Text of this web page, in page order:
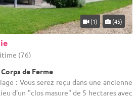
(1) (45)
(76)
de Ferme
: Vous serez reçu dans une ancienne
d'un "clos masure" de 5 hectares avec